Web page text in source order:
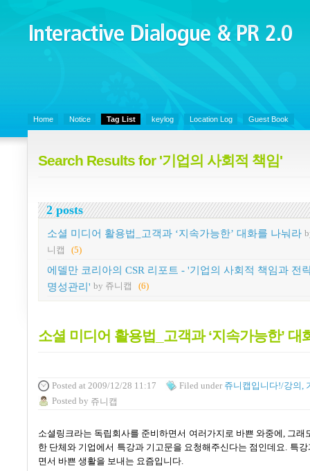
Interactive Dialogue &
PR 2.0
Home Notice Tag List keylog Location Log Guest Book
Search Results for '기업의 사회적 책임'
2 posts
소셜 미디어 활용법_고객과 ‘지속가능한’ 대화를 나눠라
니캡 (5)
에델만 코리아의 CSR 리포트 - '기업의 사회적 책임과 전
명성관리' by 쥬니캡 (6)
소셜 미디어 활용법_고객과 ‘지속가능한’ 대
Posted at 2009/12/28 11:17 Filed under 쥬니캡입니다!/강의,
Posted by 쥬니캡
소셜링크라는 독립회사를 준비하면서 여러가지로 바쁜 와중에
그래
한 단체와 기업에서 특강과 기고문을 요청해주신다는 점인데요
특
면서 바쁜 생활을 보내는 요즘입니다